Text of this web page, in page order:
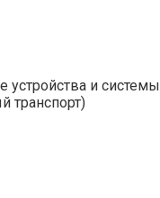
устройства и системы
транспорт)